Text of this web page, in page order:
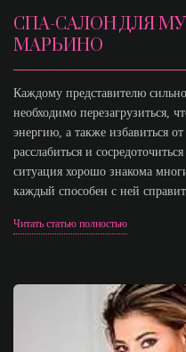
СПА-САЛОН ДЛЯ
МАРЬИНО
Каждому представителю
необходимо перезагрузиться,
энергию, а также избавиться
расслабиться и
ситуация хорошо знакома
каждый способен с ней
Читать статью полностью